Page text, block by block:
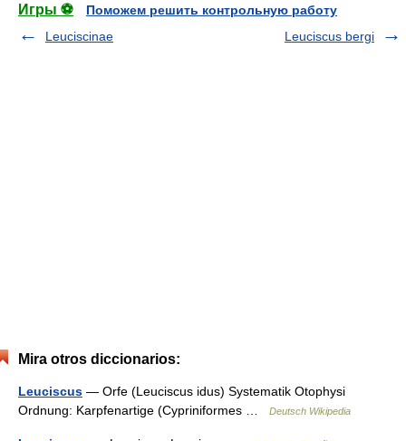
Игры ⚽
Поможем решить контрольную работу
Leuciscinae
Leuciscus bergi
Mira otros diccionarios:
Leuciscus — Orfe (Leuciscus idus) Systematik Otophysi
Ordnung: Karpfenartige (Cypriniformes …
Deutsch Wikipedia